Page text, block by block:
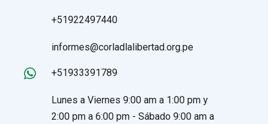
+51922497440
informes@corladlalibertad.org.pe
+51933391789
Lunes a Viernes 9:00 am a 1:00 pm y
2:00 pm a 6:00 pm - Sábado 9:00 am a